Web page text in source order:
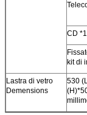
CD *1
kit di
Lastra di vetro
Demensions
530